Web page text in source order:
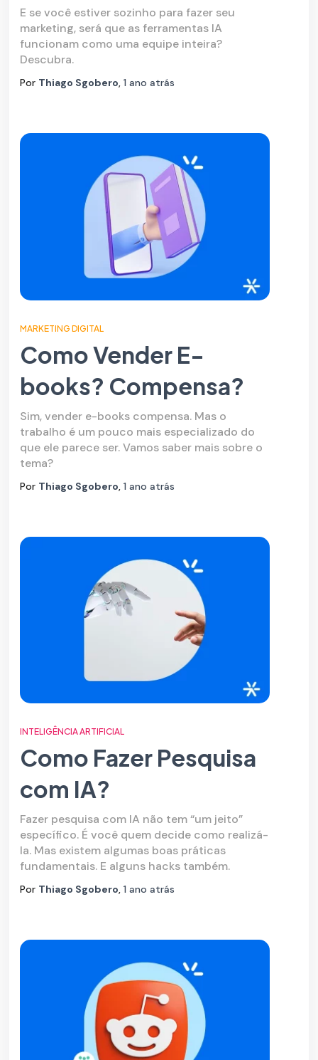
E se você estiver sozinho para fazer seu
marketing, será que as ferramentas IA
funcionam como uma equipe inteira?
Descubra.
Por Thiago Sgobero,1 ano atrás
MARKETING DIGITAL
Como Vender E-
books? Compensa?
Sim, vender e-books compensa. Mas o
trabalho é um pouco mais especializado do
que ele parece ser. Vamos saber mais sobre o
tema?
Por Thiago Sgobero,1 ano atrás
INTELIGÊNCIA ARTIFICIAL
Como Fazer Pesquisa
com IA?
Fazer pesquisa com IA não tem “um jeito”
específico. É você quem decide como realizá-
la. Mas existem algumas boas práticas
fundamentais. E alguns hacks também.
Por Thiago Sgobero,1 ano atrás